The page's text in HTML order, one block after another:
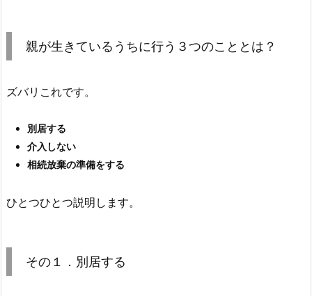
親が生きているうちに行う３つのこととは？
ズバリこれです。
別居する
介入しない
相続放棄の準備をする
ひとつひとつ説明します。
その１．別居する